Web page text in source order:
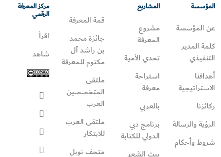
المؤسسة
عن المؤسسة
كلمة المدير
التنفيذي
أهدافنا
الاستراتيجية
ركائزنا
الرؤية والرسالة
شروط وأحكام
المشاريع
مشروع
المعرفة
تحدي الأمية
استراحة
معرفة
بالعربي
برنامج دبي
الدولي للكتابة
بيت الشعر
قمة المعرفة
جائزة محمد
بن راشد آل
مكتوم للمعرفة
ملتقى
المتخصصين
العرب
ملتقى العرب
للابتكار
متحف نوبل
مركز المعرفة
الرقمي
اقرأ
شاهد